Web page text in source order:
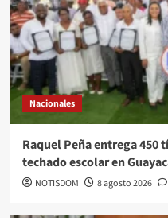
Nacionales
Raquel Peña entrega 450
techado escolar en
NOTISDOM 8 agosto 2026